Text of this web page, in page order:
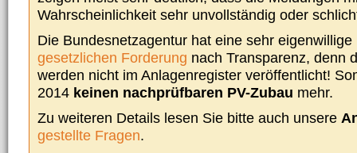
Wahrscheinlichkeit sehr unvollständig oder
Die Bundesnetzagentur hat eine sehr
gesetzlichen Forderung nach Transparenz, denn
werden nicht im Anlagenregister veröffentlicht!
2014 keinen nachprüfbaren PV-Zubau mehr.
Zu weiteren Details lesen Sie bitte auch unsere
gestellte Fragen.